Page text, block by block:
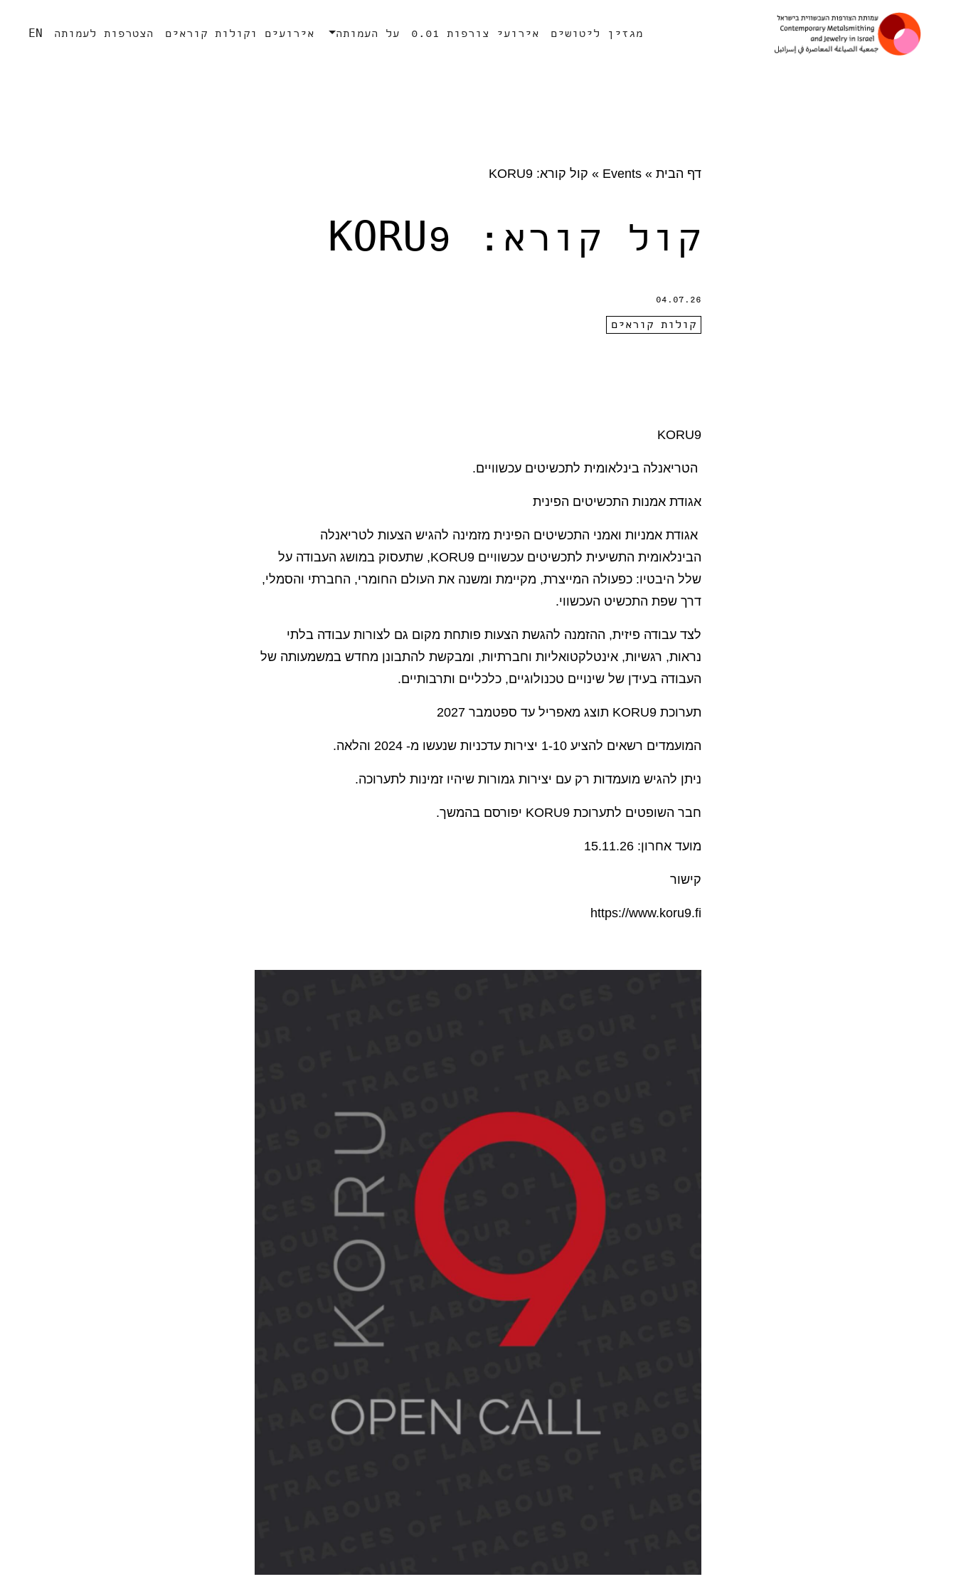
ניווט ראשי מגזין ליטושים אירועי צורפות 0.01 על העמותה אירועים וקולות קוראים הצטרפות לעמותה EN
דף הבית»
Events
» קול קורא: KORU9
קול קורא: KORU9
04.07.26
קולות קוראים
KORU9
הטריאנלה בינלאומית לתכשיטים עכשוויים.
אגודת אמנות התכשיטים הפינית
אגודת אמניות ואמני התכשיטים הפינית מזמינה להגיש הצעות לטריאנלה
הבינלאומית התשיעית לתכשיטים עכשוויים KORU9, שתעסוק במושג העבודה על
שלל היבטיו: כפעולה המייצרת, מקיימת ומשנה את העולם החומרי, החברתי והסמלי,
דרך שפת התכשיט העכשווי.
לצד עבודה פיזית, ההזמנה להגשת הצעות פותחת מקום גם לצורות עבודה בלתי
נראות, רגשיות, אינטלקטואליות וחברתיות, ומבקשת להתבונן מחדש במשמעותה של
העבודה בעידן של שינויים טכנולוגיים, כלכליים ותרבותיים.
תערוכת KORU9 תוצג מאפריל עד ספטמבר 2027
המועמדים רשאים להציע 1-10 יצירות עדכניות שנעשו מ- 2024 והלאה.
ניתן להגיש מועמדות רק עם יצירות גמורות שיהיו זמינות לתערוכה.
חבר השופטים לתערוכת KORU9 יפורסם בהמשך.
מועד אחרון: 15.11.26
קישור
https://www.koru9.fi